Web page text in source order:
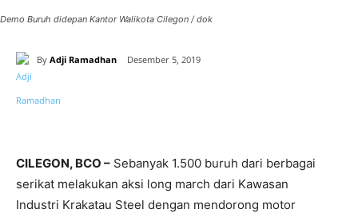
Demo Buruh didepan Kantor Walikota Cilegon / dok
By Adji Ramadhan Desember 5, 2019
CILEGON, BCO – Sebanyak 1.500 buruh dari berbagai
serikat melakukan aksi long march dari Kawasan
Industri Krakatau Steel dengan mendorong motor